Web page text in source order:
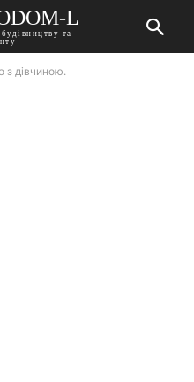
L
та
з дівчиною.